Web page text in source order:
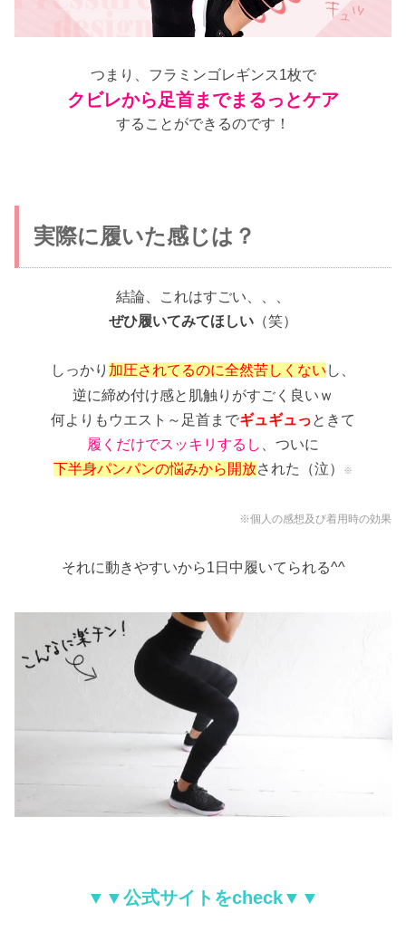
つまり、フラミンゴレギンス1枚で
クビレから足首までまるっとケア
することができるのです！
実際に履いた感じは？
結論、これはすごい、、、
ぜひ履いてみてほしい （笑）
しっかり 加圧されてるのに全然苦しくない し、
逆に締め付け感と肌触りがすごく良いｗ
何よりもウエスト～足首までギュギュっときて
履くだけでスッキリするし
、ついに
下半身パンパンの悩みから開放された（泣） ※
※個人の感想及び着用時の効果
それに動きやすいから1日中履いてられる^^
▼▼公式サイトをcheck▼▼